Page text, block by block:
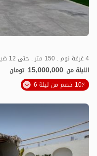
4 غرفة نوم . 150 متر . حتى 12 ضيف
الليلة من 15,000,000 تومان
10٪ خصم من ليلة 6